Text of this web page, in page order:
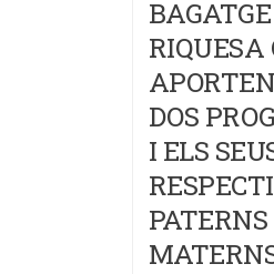
RIQUESA
DOS
I ELS